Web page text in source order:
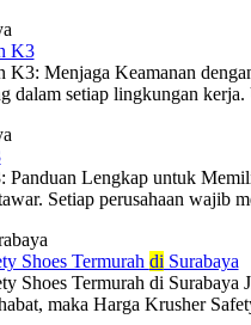
K3
K3: Menjaga Keamanan
dalam setiap lingkungan
Panduan Lengkap untuk
Setiap perusahaan wajib
Shoes Termurah di Surabaya
Shoes Termurah di Surabaya
maka Harga Krusher